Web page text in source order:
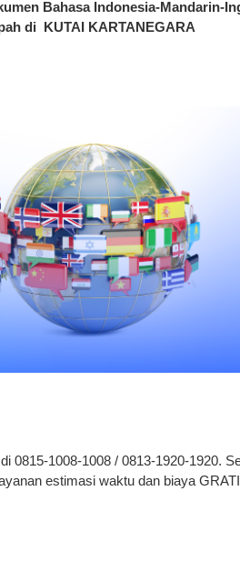
Bahasa Indonesia-Mandarin-
di KUTAI KARTANEGARA
0815-1008-1008 / 0813-1920-1920.
estimasi waktu dan biaya